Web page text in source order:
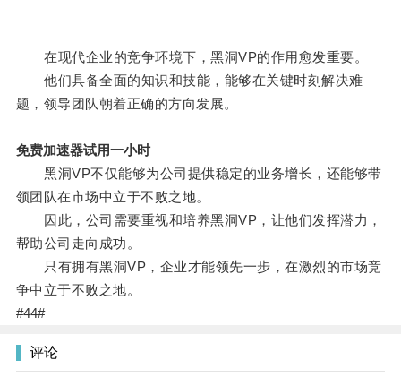
在现代企业的竞争环境下，黑洞VP的作用愈发重要。
他们具备全面的知识和技能，能够在关键时刻解决难
题，领导团队朝着正确的方向发展。
免费加速器试用一小时
黑洞VP不仅能够为公司提供稳定的业务增长，还能够带
领团队在市场中立于不败之地。
因此，公司需要重视和培养黑洞VP，让他们发挥潜力，
帮助公司走向成功。
只有拥有黑洞VP，企业才能领先一步，在激烈的市场竞
争中立于不败之地。
#44#
评论